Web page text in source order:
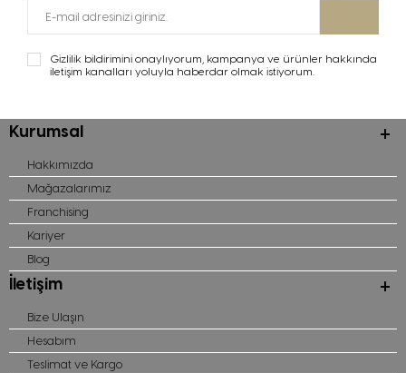
Gizlilik bildirimini onaylıyorum, kampanya ve ürünler hakkında
iletişim kanalları yoluyla haberdar olmak istiyorum.
Kurumsal
Hakkımızda
Mağazalarımız
Franchising
Kariyer
Blog
İletişim
Bize Ulaşın
Hesabım
Teslimat ve Kargo